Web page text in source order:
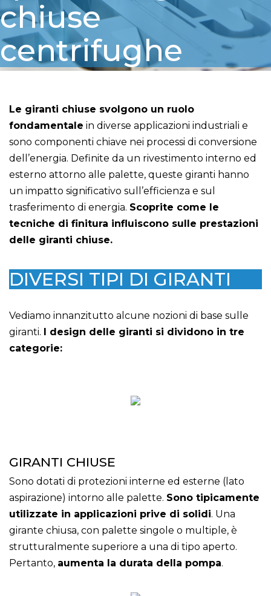
chiuse
centrifughe
Le giranti chiuse svolgono un ruolo
fondamentale in diverse applicazioni industriali e
sono componenti chiave nei processi di conversione
dell’energia. Definite da un rivestimento interno ed
esterno attorno alle palette, queste giranti hanno
un impatto significativo sull’efficienza e sul
trasferimento di energia. Scoprite come le
tecniche di finitura influiscono sulle prestazioni
delle giranti chiuse.
DIVERSI TIPI DI GIRANTI
Vediamo innanzitutto alcune nozioni di base sulle
giranti.
I design delle giranti si dividono in tre
categorie:
GIRANTI CHIUSE
Sono dotati di protezioni interne ed esterne (lato
aspirazione) intorno alle palette. Sono tipicamente
utilizzate in applicazioni prive di solidi. Una
girante chiusa, con palette singole o multiple, è
strutturalmente superiore a una di tipo aperto.
Pertanto, aumenta la durata della pompa.